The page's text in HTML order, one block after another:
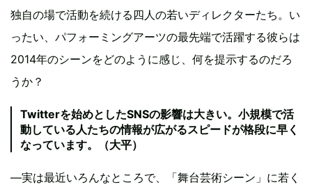
独自の場で活動を続ける四人の若いディレクターたち。い
ったい、パフォーミングアーツの最先端で活躍する彼らは
2014年のシーンをどのように感じ、何を提示するのだろ
うか？
Twitterを始めとしたSNSの影響は大きい。小規模で活
動している人たちの情報が広がるスピードが格段に早く
なっています。（大平）
―実は最近いろんなところで、「舞台芸術シーン」に若く